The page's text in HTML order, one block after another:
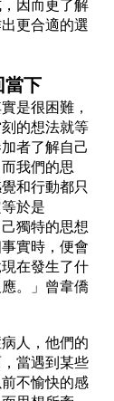
因而更了解
更合適的選
當下
是很困難，
的想法就等
者了解自己
我們的思
和行動都只
於是
獨特的思想
實時，便會
在發生了什
。」曾韋僑
人，他們的
當遇到某些
不愉快的感